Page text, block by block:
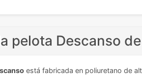
pelota Descanso
está fabricada en poliuretano de